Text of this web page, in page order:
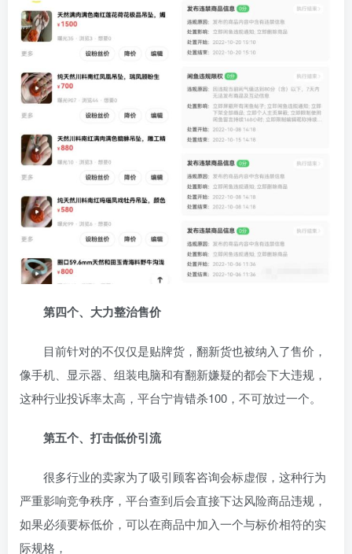
第四个、大力整治售价
目前针对的不仅仅是贴牌货，翻新货也被纳入了售价，
像手机、显示器、组装电脑和有翻新嫌疑的都会下大违规，
这种行业投诉率太高，平台宁肯错杀100，不可放过一个。
第五个、打击低价引流
很多行业的卖家为了吸引顾客咨询会标虚假，这种行为
严重影响竞争秩序，平台查到后会直接下达风险商品违规，
如果必须要标低价，可以在商品中加入一个与标价相符的实
际规格，